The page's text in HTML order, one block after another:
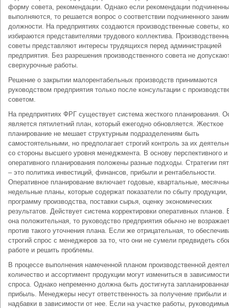
форму совета, рекомендации. Однако если рекомендации
выполняются, то решается вопрос о соответствии подчиненного
должности. На предприятиях создаются производственные советы,
избираются представителями трудового коллектива.
советы представляют интересы трудящихся перед администрацией
предприятия. Без разрешения производственного совета не
сверхурочные работы.
Решение о закрытии малорентабельных производств принимаются
руководством предприятия только после консультации с
советом.
На предприятиях ФРГ существует система жесткого планирования.
является пятилетний план, который ежегодно обновляется. Жесткое
планирование не мешает структурным подразделениям быть
самостоятельными, но предполагает строгий контроль за их
со стороны высшего уровня менеджмента. В основу перспективного и
оперативного планирования положены разные подходы. Стратегии
– это политика инвестиций, финансов, прибыли и рентабельности.
Оперативное планирование включает годовые, квартальные,
недельные планы, которые содержат показатели по сбыту продукции,
программу производства, поставки сырья, оценку экономических
результатов. Действует система корректировки оперативных планов.
она положительная, то руководство предприятия обычно не
против такого уточнения плана. Если же отрицательная, то
строгий спрос с менеджеров за то, что они не сумели предвидеть
работе и решить проблемы.
В процессе выполнения намеченной планом производственной
количество и ассортимент продукции могут измениться в
спроса. Однако непременно должна быть достигнута
прибыль. Менеджеры несут ответственность за получение прибыли
надбавки в зависимости от нее. Если на участке работы,